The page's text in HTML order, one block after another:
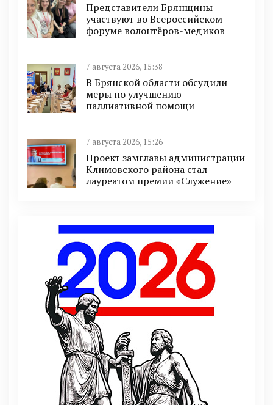
Представители Брянщины
участвуют во Всероссийском
форуме волонтёров-медиков
7 августа 2026, 15:38
В Брянской области обсудили
меры по улучшению
паллиативной помощи
7 августа 2026, 15:26
Проект замглавы администрации
Климовского района стал
лауреатом премии «Служение»